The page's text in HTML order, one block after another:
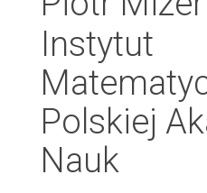
Instytut
Polskiej
Nauk